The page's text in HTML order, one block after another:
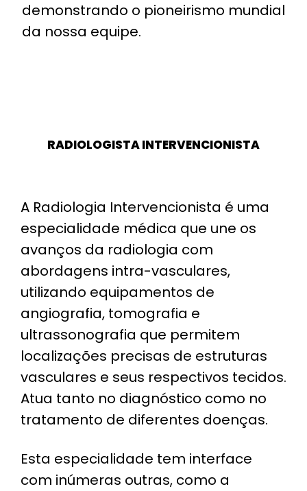
demonstrando o pioneirismo mundial
da nossa equipe.
RADIOLOGISTA INTERVENCIONISTA
A Radiologia Intervencionista é uma
especialidade médica que une os
avanços da radiologia com
abordagens intra-vasculares,
utilizando equipamentos de
angiografia, tomografia e
ultrassonografia que permitem
localizações precisas de estruturas
vasculares e seus respectivos tecidos.
Atua tanto no diagnóstico como no
tratamento de diferentes doenças.
Esta especialidade tem interface
com inúmeras outras, como a